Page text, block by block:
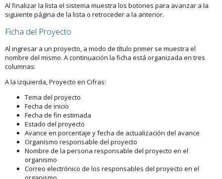
Al finalizar la lista el sistema muestra los botones para avanzar a la
siguiente página de la lista o retroceder a la anterior.
Ficha del Proyecto
Al ingresar a un proyecto, a modo de título primer se muestra el
nombre del mismo. A continuación la ficha está organizada en tres
columnas:
A la izquierda, Proyecto en Cifras:
Tema del proyecto
Fecha de inicio
Fecha de fin estimada
Estado del proyecto
Avance en porcentaje y fecha de actualización del avance
Organismo responsable del proyecto
Nombre de la persona responsable del proyecto en el
organismo
Correo electrónico de los responsables del proyecto en el